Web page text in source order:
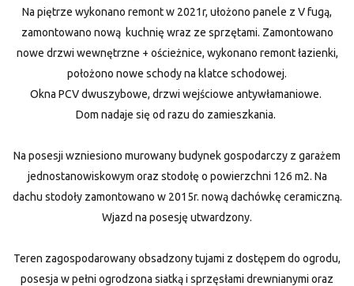
Na piętrze wykonano remont w 2021r, ułożono panele z V fugą,
zamontowano nową kuchnię wraz ze sprzętami. Zamontowano
nowe drzwi wewnętrzne + ościeżnice, wykonano remont łazienki,
położono nowe schody na klatce schodowej.
Okna PCV dwuszybowe, drzwi wejściowe antywłamaniowe.
Dom nadaje się od razu do zamieszkania.
Na posesji wzniesiono murowany budynek gospodarczy z garażem
jednostanowiskowym oraz stodołę o powierzchni 126 m2. Na
dachu stodoły zamontowano w 2015r. nową dachówkę ceramiczną.
Wjazd na posesję utwardzony.
Teren zagospodarowany obsadzony tujami z dostępem do ogrodu,
posesja w pełni ogrodzona siatką i sprzęsłami drewnianymi oraz